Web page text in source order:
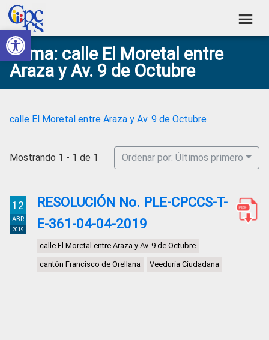
Abrir barra de herramientas
Skip
to
primary
navigation
Skip
to
main
content
Skip
to
primary
sidebar
Skip
to
footer
Consejo
de
Participación
Social
Construyendo
Poder
Ciudadano
Tema: calle El Moretal entre
Araza y Av. 9 de Octubre
calle El Moretal entre Araza y Av. 9 de Octubre
Mostrando 1 - 1 de 1 Ordenar por: Últimos primero
12
ABR
2019
RESOLUCIÓN No. PLE-CPCCS-T-
E-361-04-04-2019
calle El Moretal entre Araza y Av. 9 de Octubre
cantón Francisco de Orellana Veeduría Ciudadana